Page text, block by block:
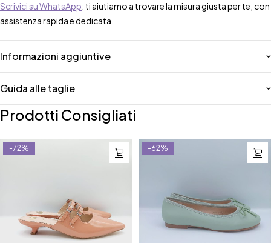
Scrivici su WhatsApp: ti aiutiamo a trovare la misura giusta per te, con
assistenza rapida e dedicata.
Informazioni aggiuntive
Guida alle taglie
Prodotti Consigliati
-72% -62%